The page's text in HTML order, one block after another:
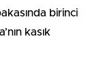
birinci
kasık